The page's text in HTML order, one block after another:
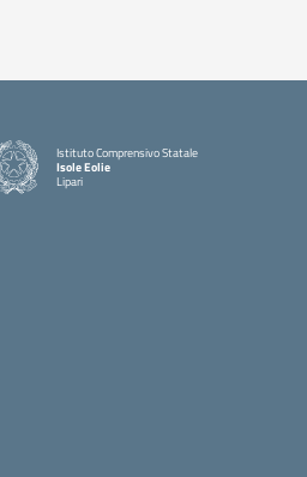
Istituto Comprensivo Statale
Isole Eolie
Lipari